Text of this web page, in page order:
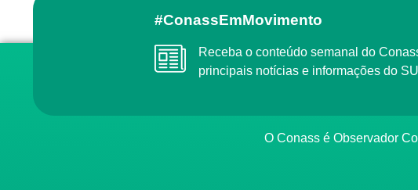
#ConassEmMovimento
Receba o conteúdo semanal do Conass com as
principais notícias e informações do
O Conass é Observador